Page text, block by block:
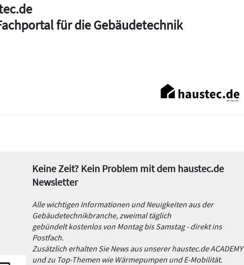
für die Gebäudetechnik
Keine Zeit? Kein Problem mit dem haustec.de
Newsletter
Alle wichtigen Informationen und Neuigkeiten aus der
Gebäudetechnikbranche, zweimal täglich
gebündelt kostenlos von Montag bis Samstag - direkt ins
Postfach.
Zusätzlich erhalten Sie News aus unserer haustec.de ACADEMY
und zu Top-Themen wie Wärmepumpen und E-Mobilität.